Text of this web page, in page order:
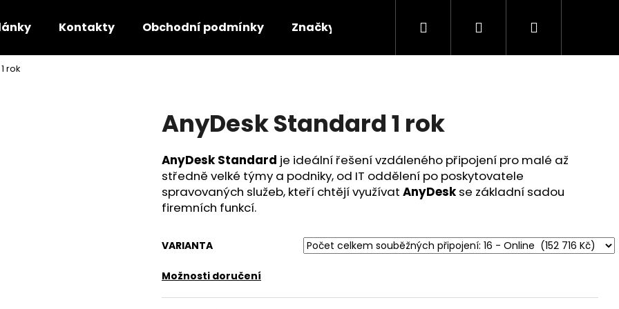
Kontakty Obchodní podmínky Značky Hledat PřihlášeníNákupní
rok
AnyDesk Standard 1 rok
AnyDesk Standard je ideální řešení vzdáleného připojení pro malé až
středně velké týmy a podniky, od IT oddělení po poskytovatele
spravovaných služeb, kteří chtějí využívat AnyDesk se základní sadou
firemních funkcí.
VARIANTA
Možnosti doručení
Co potřebujete najít?
HLEDAT